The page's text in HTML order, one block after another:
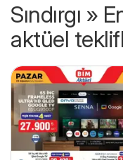
Sındırgı »
aktüel